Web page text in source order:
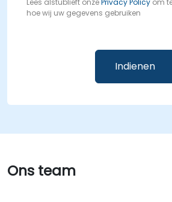
Lees alstublieft onzePrivacy Policy om
hoe wij uw gegevens gebruiken
Ons team